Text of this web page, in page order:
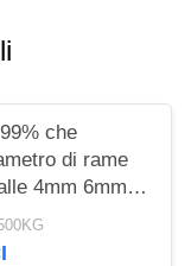
che
di rame
4mm 6mm